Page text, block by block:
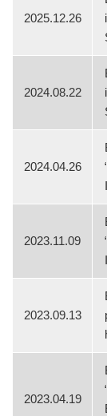
2025.12.26
2024.08.22
2024.04.26
2023.11.09
2023.09.13
2023.04.19